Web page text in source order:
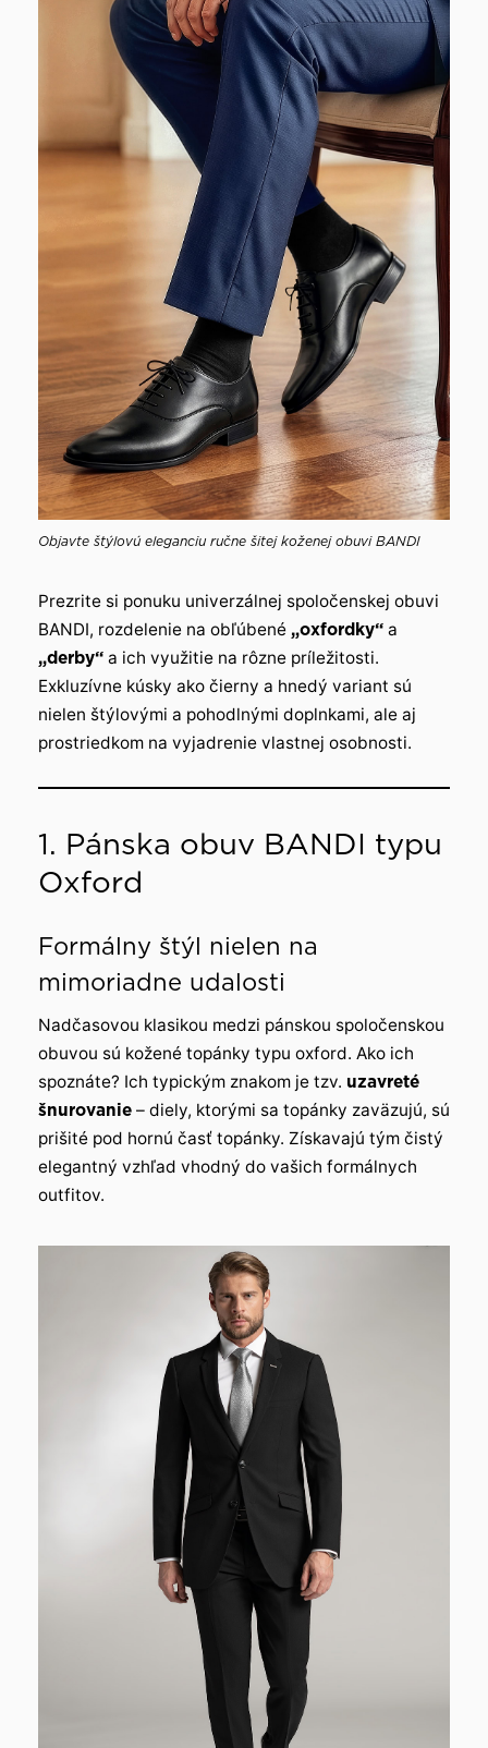
Objavte štýlovú eleganciu ručne šitej koženej obuvi BANDI
Prezrite si ponuku univerzálnej spoločenskej obuvi
BANDI, rozdelenie na obľúbené „oxfordky“ a
„derby“ a ich využitie na rôzne príležitosti.
Exkluzívne kúsky ako čierny a hnedý variant sú
nielen štýlovými a pohodlnými doplnkami, ale aj
prostriedkom na vyjadrenie vlastnej osobnosti.
1. Pánska obuv BANDI typu
Oxford
Formálny štýl nielen na
mimoriadne udalosti
Nadčasovou klasikou medzi pánskou spoločenskou
obuvou sú kožené topánky typu oxford. Ako ich
spoznáte? Ich typickým znakom je tzv. uzavreté
šnurovanie – diely, ktorými sa topánky zaväzujú, sú
prišité pod hornú časť topánky. Získavajú tým čistý
elegantný vzhľad vhodný do vašich formálnych
outfitov.